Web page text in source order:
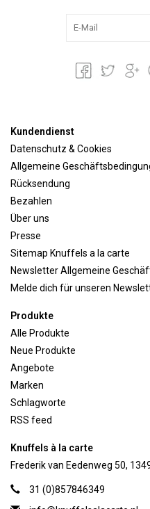
Kundendienst
Datenschutz & Cookies
Allgemeine
Rücksendung
Bezahlen
Über uns
Presse
Sitemap Knuffels a la carte
Newsletter Allgemeine
Melde dich für unseren
Produkte
Alle Produkte
Neue Produkte
Angebote
Marken
Schlagworte
RSS feed
Knuffels à la carte
Frederik van Eedenweg 50,
31 (0)857846349